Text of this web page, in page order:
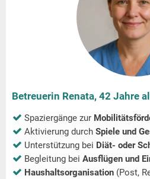
Betreuerin Renata, 42 Jahre
Spaziergänge zur
Aktivierung durch Spiele und
Unterstützung bei Diät- oder
Begleitung bei Ausflügen und
Haushaltsorganisation (Post,